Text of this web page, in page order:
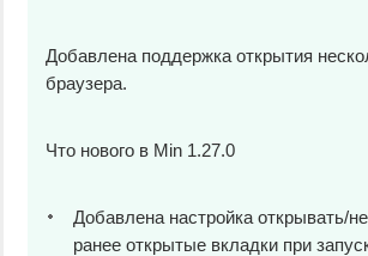
Добавлена поддержка открытия
браузера.
Что нового в Min 1.27.0
Добавлена настройка открывать/
ранее открытые вкладки при